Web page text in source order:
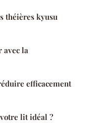
théières kyusu
avec la
efficacement
lit idéal ?